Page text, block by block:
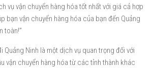
vụ vận chuyển hàng hóa tốt nhất với giá cả hợp
bạn vận chuyển hàng hóa của bạn đến Quảng
toàn!”
Quảng Ninh là một dịch vụ quan trọng đối với
vận chuyển hàng hóa từ các tỉnh thành khác